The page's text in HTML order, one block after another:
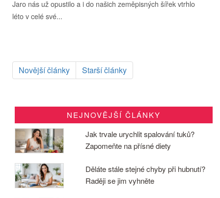
Jaro nás už opustilo a i do našich zeměpisných šířek vtrhlo
léto v celé své...
Novější články Starší články
NEJNOVĚJŠÍ ČLÁNKY
Jak trvale urychlit spalování tuků?
Zapomeňte na přísné diety
Děláte stále stejné chyby při hubnutí?
Raději se jim vyhněte